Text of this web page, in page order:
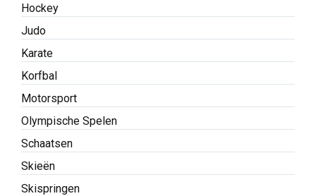
Hockey
Judo
Karate
Korfbal
Motorsport
Olympische Spelen
Schaatsen
Skieën
Skispringen